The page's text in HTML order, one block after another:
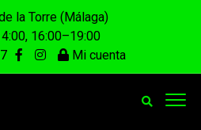
la Torre (Málaga)
16:00–19:00
Mi cuenta